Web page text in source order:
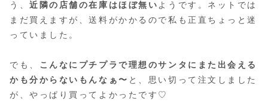
う、近隣の店舗の在庫はほぼ無い ようです。ネットでは
まだ買えますが、送料がかかるので私も正直ちょっと迷
っていました。
でも、 こんなにプチプラで理想のサンタにまた出会える
かも分からないもんなぁ〜 と、思い切って注文しました
が、やっぱり買ってよかったです♡